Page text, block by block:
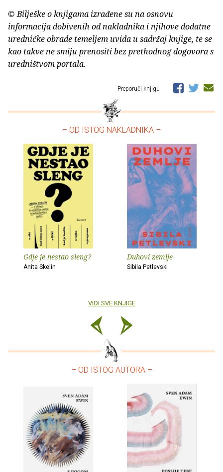
© Bilješke o knjigama izrađene su na osnovu
informacija dobivenih od nakladnika i njihove dodatne
uredničke obrade temeljem uvida u sadržaj knjige, te se
kao takve ne smiju prenositi bez prethodnog dogovora s
uredništvom portala.
Preporuči knjigu
– OD ISTOG NAKLADNIKA –
Gdje je nestao sleng?
Anita Skelin
Duhovi zemlje
Sibila Petlevski
VIDI SVE KNJIGE
– OD ISTOG AUTORA –